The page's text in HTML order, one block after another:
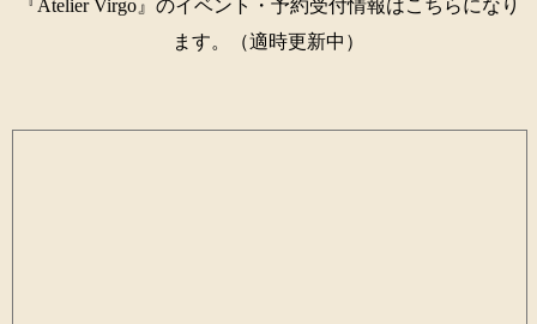
『Atelier Virgo』のイベント・予約受付情報はこちらになり
ます。（適時更新中）